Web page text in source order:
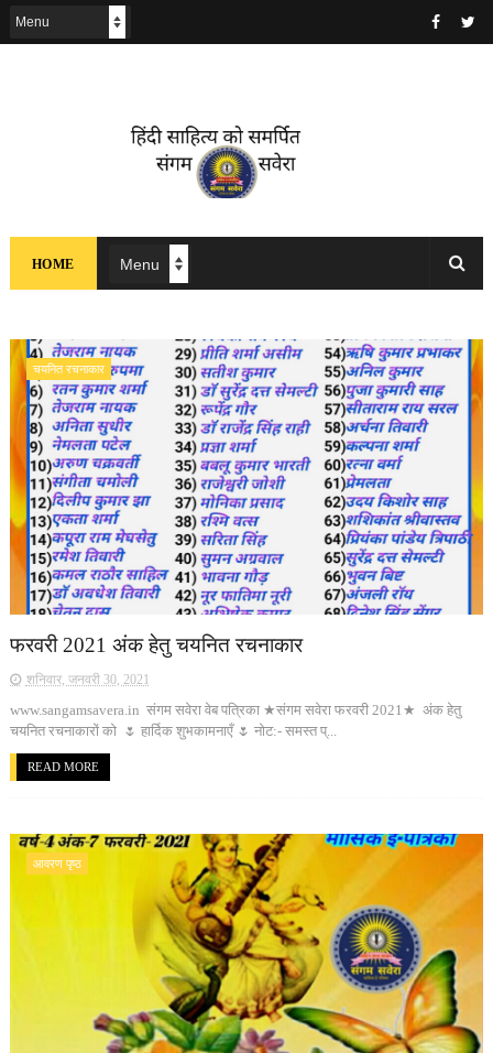
HOME
चयनित रचनाकार
फरवरी 2021 अंक हेतु चयनित रचनाकार
शनिवार, जनवरी 30, 2021
www.sangamsavera.in संगम सवेरा वेब पत्रिका ★संगम सवेरा फरवरी 2021★ अंक हेतु
चयनित रचनाकारों को 🌷 हार्दिक शुभकामनाएँ 🌷 नोट:- समस्त प्...
READ MORE
आवरण पृष्ठ